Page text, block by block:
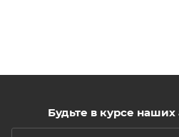
Будьте в курсе